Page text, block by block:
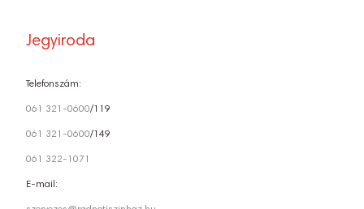
Jegyiroda
Telefonszám:
061 321-0600/119
061 321-0600/149
061 322-1071
E-mail: